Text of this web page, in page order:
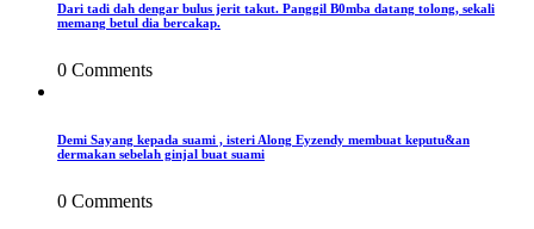
Dari tadi dah dengar bulus jerit takut. Panggil B0mba datang tolong, sekali
memang betul dia bercakap.
0 Comments
Demi Sayang kepada suami , isteri Along Eyzendy membuat keputu&an
dermakan sebelah ginjal buat suami
0 Comments